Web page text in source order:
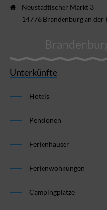
Neustädtischer Markt 3
14776 Brandenburg an der
Unterkünfte
Hotels
Pensionen
Ferienhäuser
Ferienwohnungen
Campingplätze